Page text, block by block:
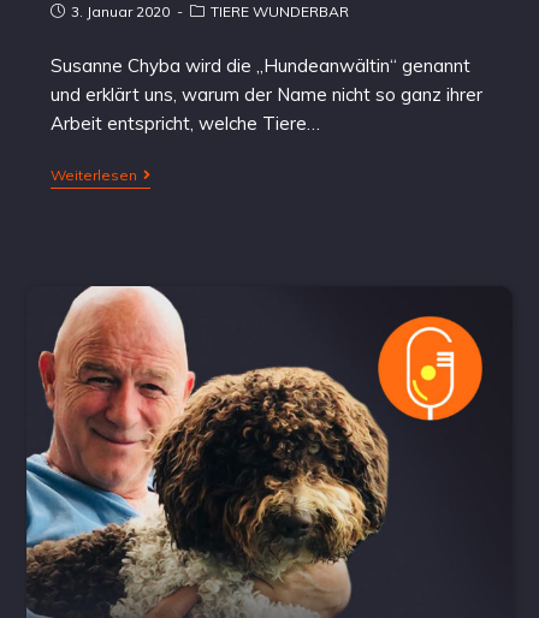
3. Januar 2020 TIERE WUNDERBAR
Susanne Chyba wird die „Hundeanwältin“ genannt
und erklärt uns, warum der Name nicht so ganz ihrer
Arbeit entspricht, welche Tiere…
Weiterlesen